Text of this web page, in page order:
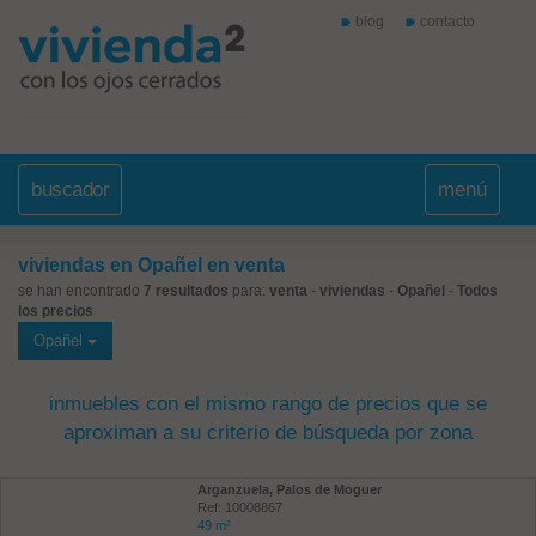
blog contacto
buscador menú
viviendas en Opañel en venta
se han encontrado 7 resultados para: venta - viviendas - Opañel - Todos
los precios
Opañel
inmuebles con el mismo rango de precios que se
aproximan a su criterio de búsqueda por zona
Arganzuela, Palos de Moguer
Ref: 10008867
49 m²